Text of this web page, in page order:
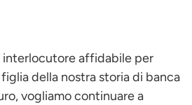
interlocutore affidabile per
della nostra storia di banca
vogliamo continuare a